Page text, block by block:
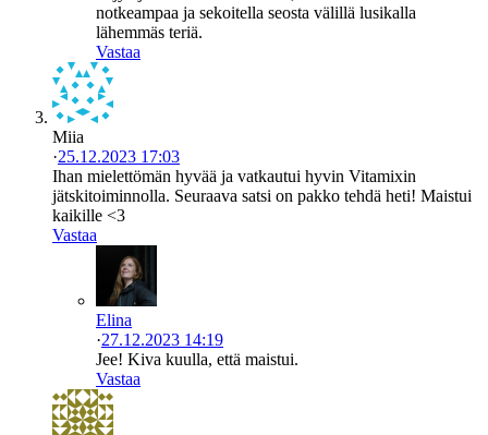
notkeampaa ja sekoitella seosta välillä lusikalla
lähemmäs teriä.
Vastaa
Miia
·25.12.2023 17:03
Ihan mielettömän hyvää ja vatkautui hyvin Vitamixin
jätskitoiminnolla. Seuraava satsi on pakko tehdä heti! Maistui
kaikille <3
Vastaa
Elina
·27.12.2023 14:19
Jee! Kiva kuulla, että maistui.
Vastaa